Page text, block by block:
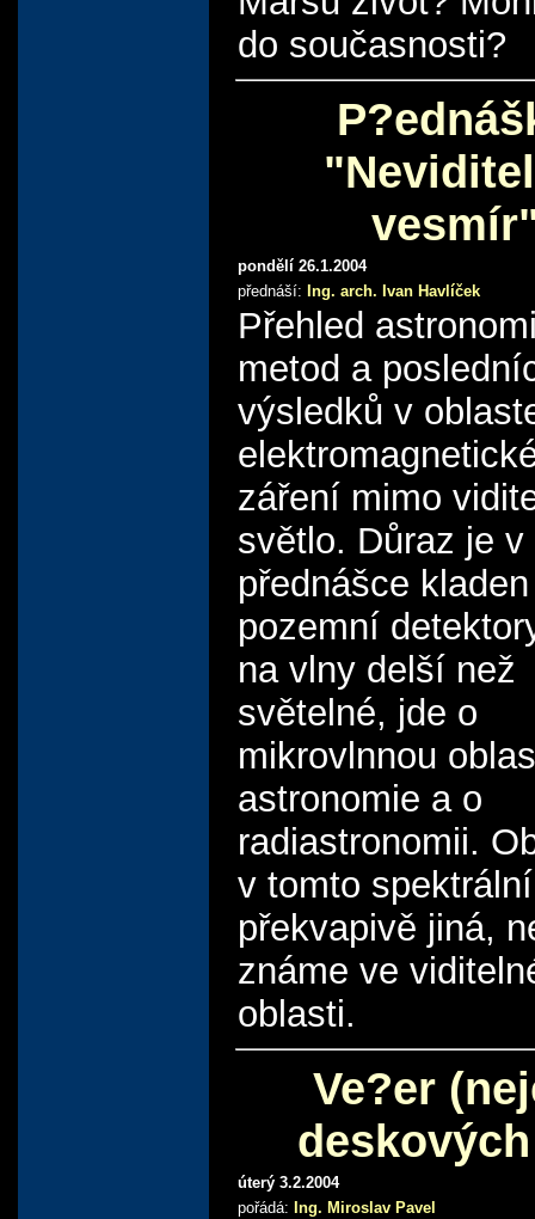
do současnosti?
pondělí 26.1.2004
přednáší: Ing. arch. Ivan Havlíček
Přehled
metod a
výsledků v
záření mimo
světlo. Důraz je v
přednášce
pozemní
na vlny delší než
světelné, jde o
mikrovlnnou
astronomie a o
radiastronomii.
v tomto
překvapivě jiná,
známe ve
oblasti.
Ve?er
úterý 3.2.2004
pořádá: Ing. Miroslav Pavel